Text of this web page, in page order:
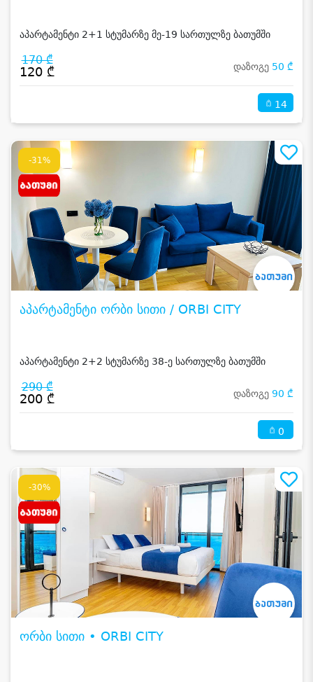
აპარტამენტი 2+1 სტუმარზე მე-19 სართულზე ბათუმში
170 ₾
120 ₾ დაზოგე 50 ₾
14
-31%
აპარტამენტი ორბი სითი / ORBI CITY
აპარტამენტი 2+2 სტუმარზე 38-ე სართულზე ბათუმში
290 ₾
200 ₾ დაზოგე 90 ₾
0
-30%
ორბი სითი • ORBI CITY